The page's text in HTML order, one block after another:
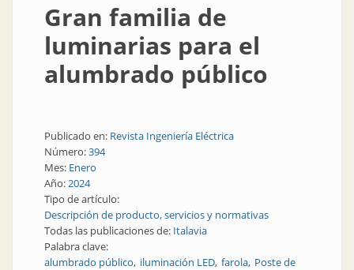
Gran familia de
luminarias para el
alumbrado público
Publicado en: Revista Ingeniería Eléctrica
Número:394
Mes: Enero
Año:2024
Tipo de artículo:
Descripción de producto, servicios y normativas
Todas las publicaciones de: Italavia
Palabra clave:
alumbrado público iluminación LED farola Poste de